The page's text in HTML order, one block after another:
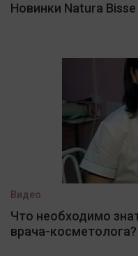
Новинки Natura Bisse
Видео
Что необходимо
врача-косметолога?